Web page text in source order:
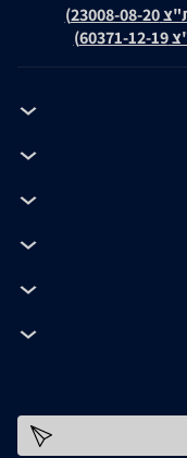
20)